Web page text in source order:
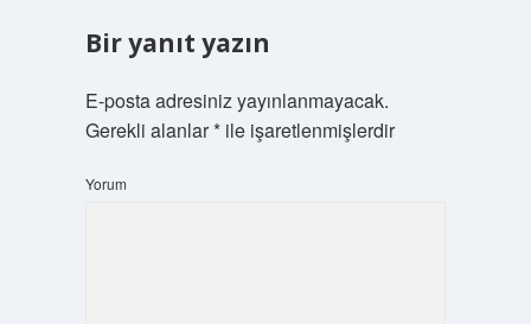
Bir yanıt yazın
E-posta adresiniz yayınlanmayacak.
Gerekli alanlar*ile işaretlenmişlerdir
Yorum